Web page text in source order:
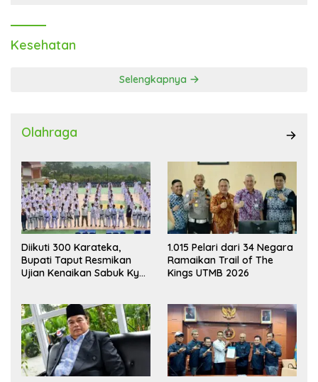
Kesehatan
Selengkapnya
Olahraga
Diikuti 300 Karateka,
Bupati Taput Resmikan
Ujian Kenaikan Sabuk Kyu
1.015 Pelari dari 34 Negara
Ramaikan Trail of The
Kings UTMB 2026